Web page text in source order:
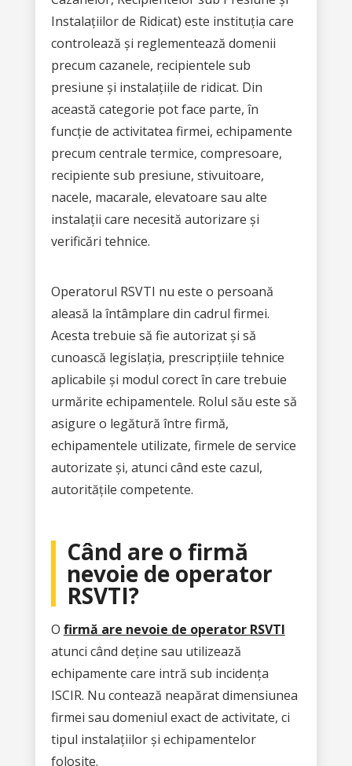
Instalațiilor de Ridicat) este instituția care
controlează și reglementează domenii
precum cazanele, recipientele sub
presiune și instalațiile de ridicat. Din
această categorie pot face parte, în
funcție de activitatea firmei, echipamente
precum centrale termice, compresoare,
recipiente sub presiune, stivuitoare,
nacele, macarale, elevatoare sau alte
instalații care necesită autorizare și
verificări tehnice.
Operatorul RSVTI nu este o persoană
aleasă la întâmplare din cadrul firmei.
Acesta trebuie să fie autorizat și să
cunoască legislația, prescripțiile tehnice
aplicabile și modul corect în care trebuie
urmărite echipamentele. Rolul său este să
asigure o legătură între firmă,
echipamentele utilizate, firmele de service
autorizate și, atunci când este cazul,
autoritățile competente.
Când are o firmă
nevoie de operator
RSVTI?
O firmă are nevoie de operator RSVTI
atunci când deține sau utilizează
echipamente care intră sub incidența
ISCIR. Nu contează neapărat dimensiunea
firmei sau domeniul exact de activitate, ci
tipul instalațiilor și echipamentelor
folosite.